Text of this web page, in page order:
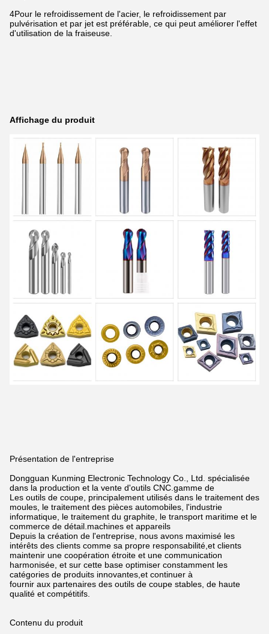
4Pour le refroidissement de l'acier, le refroidissement par
pulvérisation et par jet est préférable, ce qui peut améliorer l'effet
d'utilisation de la fraiseuse.
Affichage du produit
Présentation de l'entreprise
Dongguan Kunming Electronic Technology Co., Ltd. spécialisée
dans la production et la vente d'outils CNC. gamme de
Les outils de coupe, principalement utilisés dans le traitement des
moules, le traitement des pièces automobiles, l'industrie
informatique, le traitement du graphite, le transport maritime et le
commerce de détail. machines et appareils
Depuis la création de l'entreprise, nous avons maximisé les
intérêts des clients comme sa propre responsabilité, et clients
maintenir une coopération étroite et une communication
harmonisée, et sur cette base optimiser constamment les
catégories de produits innovantes, et continuer à
fournir aux partenaires des outils de coupe stables, de haute
qualité et compétitifs.
Contenu du produit